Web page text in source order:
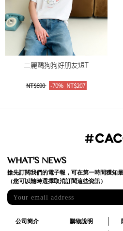
三麗鷗狗狗好朋友短T
NT$690 -70% NT$207
WHAT'S NEWS
搶先訂閱我們的電子報，可在第一時間獲知
（您可以隨時選擇取消訂閱這些資訊）
公司簡介 購物說明